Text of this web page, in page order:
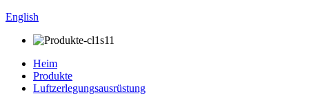
English
Heim
Produkte
Luftzerlegungsausrüstung